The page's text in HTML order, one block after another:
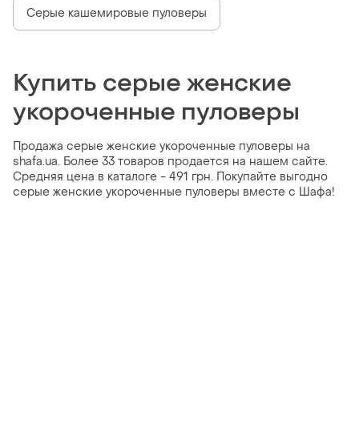
Серые кашемировые пуловеры
Купить серые женские
укороченные пуловеры
Продажа серые женские укороченные пуловеры на
shafa.ua. Более 33 товаров продается на нашем сайте.
Средняя цена в каталоге - 491 грн. Покупайте выгодно
серые женские укороченные пуловеры вместе с Шафа!